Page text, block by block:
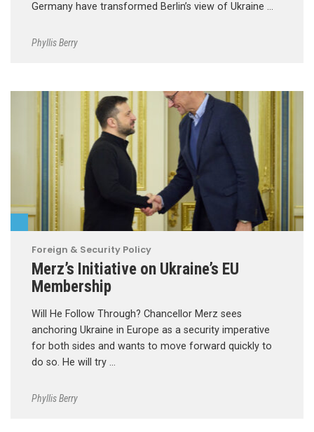
Germany have transformed Berlin’s view of Ukraine …
Phyllis Berry
Foreign & Security Policy
Merz’s Initiative on Ukraine’s EU
Membership
Will He Follow Through? Chancellor Merz sees
anchoring Ukraine in Europe as a security imperative
for both sides and wants to move forward quickly to
do so. He will try …
Phyllis Berry